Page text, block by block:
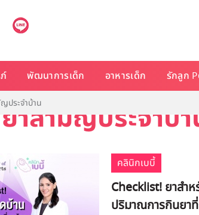
พัฒนาการเด็ก อาหารเด็ก รักลูก
ประจำบ้าน
าสามัญประจำบ้
คลินิกเบบี้
Checklist! ยาสำ
ปริมาณการกินยา